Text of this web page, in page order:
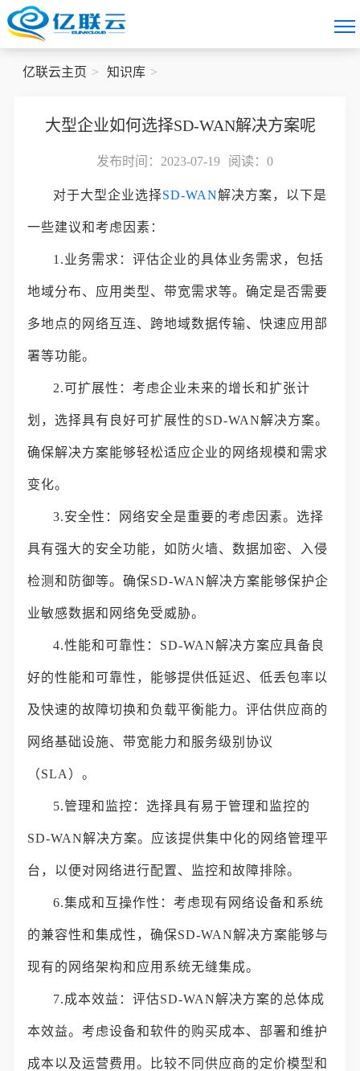
亿联云主页 知识库
大型企业如何选择SD-WAN解决方案呢
发布时间：2023-07-19 阅读： 0
对于大型企业选择SD-WAN解决方案，以下是
一些建议和考虑因素：
1.业务需求：评估企业的具体业务需求，包括
地域分布、应用类型、带宽需求等。确定是否需要
多地点的网络互连、跨地域数据传输、快速应用部
署等功能。
2.可扩展性：考虑企业未来的增长和扩张计
划，选择具有良好可扩展性的SD-WAN解决方案。
确保解决方案能够轻松适应企业的网络规模和需求
变化。
3.安全性：网络安全是重要的考虑因素。选择
具有强大的安全功能，如防火墙、数据加密、入侵
检测和防御等。确保SD-WAN解决方案能够保护企
业敏感数据和网络免受威胁。
4.性能和可靠性：SD-WAN解决方案应具备良
好的性能和可靠性，能够提供低延迟、低丢包率以
及快速的故障切换和负载平衡能力。评估供应商的
网络基础设施、带宽能力和服务级别协议
（SLA）。
5.管理和监控：选择具有易于管理和监控的
SD-WAN解决方案。应该提供集中化的网络管理平
台，以便对网络进行配置、监控和故障排除。
6.集成和互操作性：考虑现有网络设备和系统
的兼容性和集成性，确保SD-WAN解决方案能够与
现有的网络架构和应用系统无缝集成。
7.成本效益：评估SD-WAN解决方案的总体成
本效益。考虑设备和软件的购买成本、部署和维护
成本以及运营费用。比较不同供应商的定价模型和